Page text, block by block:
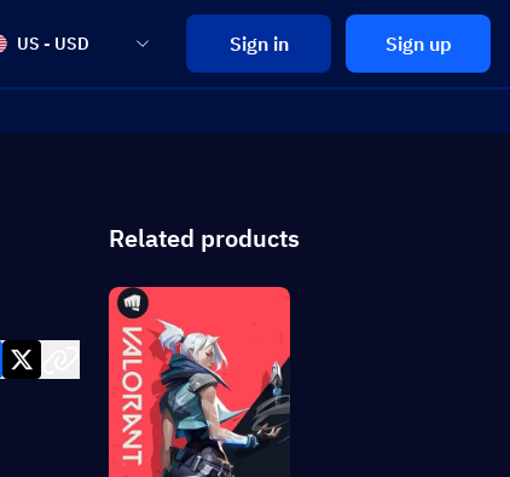
US - USD Sign in Sign up
Related products